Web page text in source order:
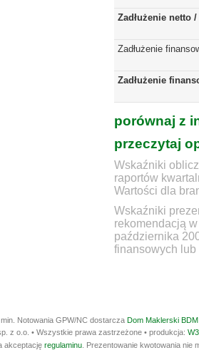
Zadłużenie netto
Zadłużenie
Zadłużenie
porównaj z
przeczytaj
Wskaźniki
raportów
Wartości dla
Wskaźniki
rekomendacją
października
finansowych lub
Notowania GPW/NC dostarcza Dom Maklerski
z o.o. • Wszystkie prawa zastrzeżone • produkcja:
akceptację regulaminu . Prezentowanie kwotowania